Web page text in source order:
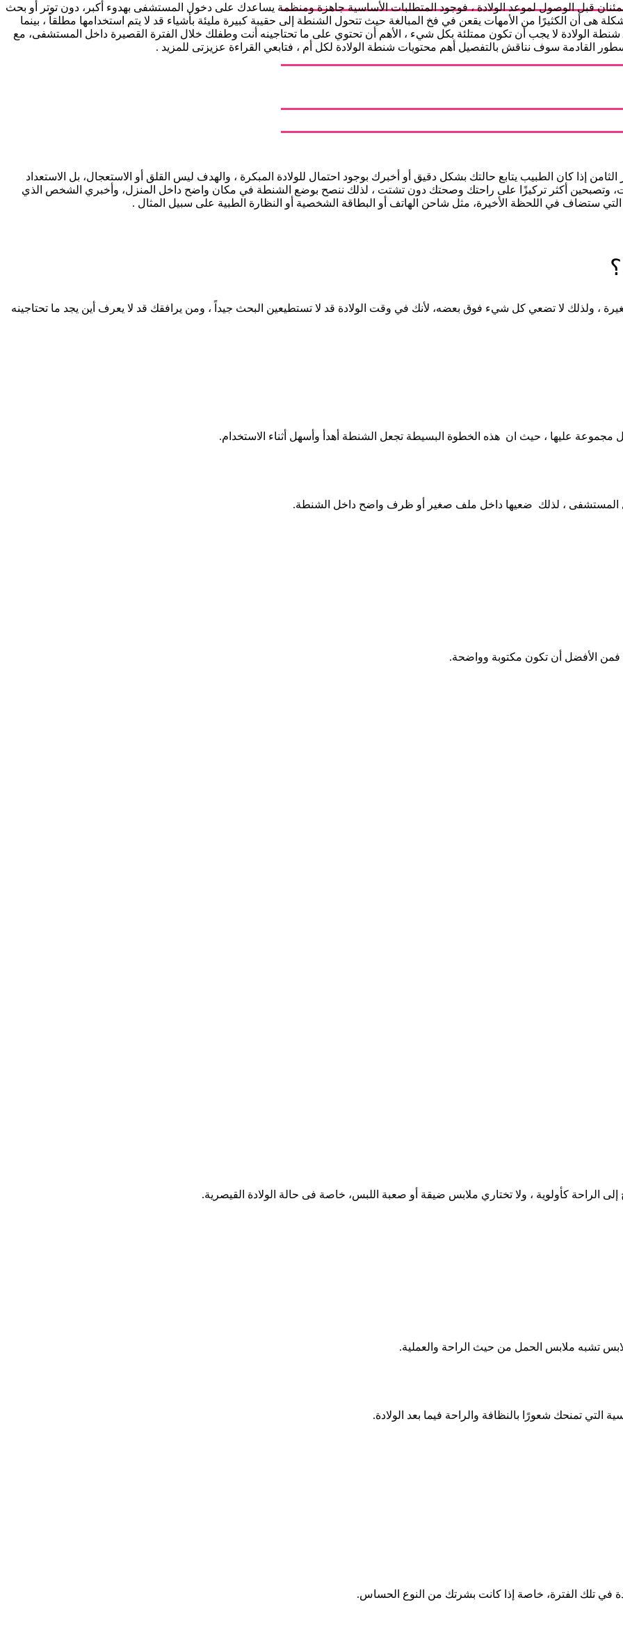
قبل الوصول لموعد الولادة ، فوجود المتطلبات الأساسية جاهزة ومنظمة يساعدك على دخول المستشفى بهدوء أكبر، دون توتر أو بحث
هى أن الكثيرًا من الأمهات يقعن في فخ المبالغة حيث تتحول الشنطة إلى حقيبة كبيرة مليئة بأشياء قد لا يتم استخدامها مطلقاً ، بينما
الولادة لا يجب أن تكون ممتلئة بكل شيء ، الأهم أن تحتوي على ما تحتاجينه أنت وطفلك خلال الفترة القصيرة داخل المستشفى، مع
سوف نناقش بالتفصيل أهم محتويات شنطة الولادة لكل أم ، فتابعي القراءة عزيزتى للمزيد .
إذا كان الطبيب يتابع حالتك بشكل دقيق أو أخبرك بوجود احتمال للولادة المبكرة ، والهدف ليس القلق أو الاستعجال، بل الاستعداد
وتصبحين أكثر تركيزًا على راحتك وصحتك دون تشتت ، لذلك ننصح بوضع الشنطة في مكان واضح داخل المنزل، وأخبري الشخص الذي
ستضاف في اللحظة الأخيرة، مثل شاحن الهاتف أو البطاقة الشخصية أو النظارة الطبية على سبيل المثال .
، ولذلك لا تضعي كل شيء فوق بعضه، لأنك في وقت الولادة قد لا تستطيعين البحث جيداً ، ومن يرافقك قد لا يعرف أين يجد ما تحتاجينه
عليها ، حيث ان هذه الخطوة البسيطة تجعل الشنطة أهدأ وأسهل أثناء الاستخدام.
دخول المستشفى ، لذلك ضعيها داخل ملف صغير أو ظرف واضح داخل الشنطة.
فمن الأفضل أن تكون مكتوبة وواضحة.
الراحة كأولوية ، ولا تختاري ملابس ضيقة أو صعبة اللبس، خاصة فى حالة الولادة القيصرية.
تشبه ملابس الحمل من حيث الراحة والعملية.
التي تمنحك شعورًا بالنظافة والراحة فيما بعد الولادة.
في تلك الفترة، خاصة إذا كانت بشرتك من النوع الحساس.